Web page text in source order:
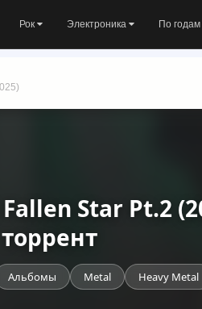
Рок Электроника По годам
Star Pt.2
торрент
Альбомы Metal Heavy Metal